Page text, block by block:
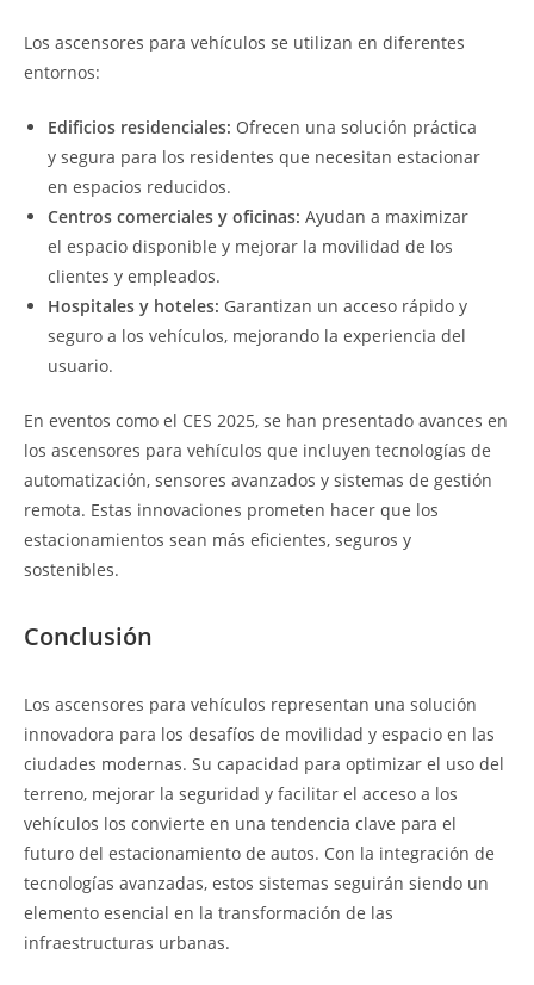
Los ascensores para vehículos se utilizan en diferentes
entornos:
Edificios residenciales: Ofrecen una solución práctica
y segura para los residentes que necesitan estacionar
en espacios reducidos.
Centros comerciales y oficinas: Ayudan a maximizar
el espacio disponible y mejorar la movilidad de los
clientes y empleados.
Hospitales y hoteles: Garantizan un acceso rápido y
seguro a los vehículos, mejorando la experiencia del
usuario.
En eventos como el CES 2025, se han presentado avances en
los ascensores para vehículos que incluyen tecnologías de
automatización, sensores avanzados y sistemas de gestión
remota. Estas innovaciones prometen hacer que los
estacionamientos sean más eficientes, seguros y
sostenibles.
Conclusión
Los ascensores para vehículos representan una solución
innovadora para los desafíos de movilidad y espacio en las
ciudades modernas. Su capacidad para optimizar el uso del
terreno, mejorar la seguridad y facilitar el acceso a los
vehículos los convierte en una tendencia clave para el
futuro del estacionamiento de autos. Con la integración de
tecnologías avanzadas, estos sistemas seguirán siendo un
elemento esencial en la transformación de las
infraestructuras urbanas.